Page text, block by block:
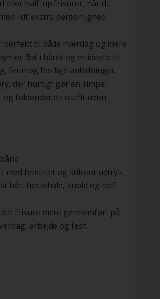
eller half-up frisurer, når du
lidt ekstra personlighed.
perfekt til både hverdag og mere
flot i håret og er ideelle til
ferie og festlige anledninger.
der hurtigt gør en simpel
fuldender dit outfit uden
med feminint og stilrent udtryk
hår, hestehale, knold og half-
din frisure mere gennemført på
arbejde og fest